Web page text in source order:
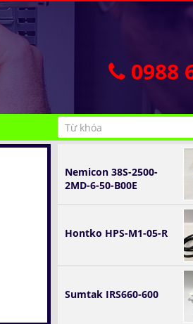
0988
Nemicon 38S-2500-
2MD-6-50-B00E
Hontko HPS-M1-05-R
Sumtak IRS660-600